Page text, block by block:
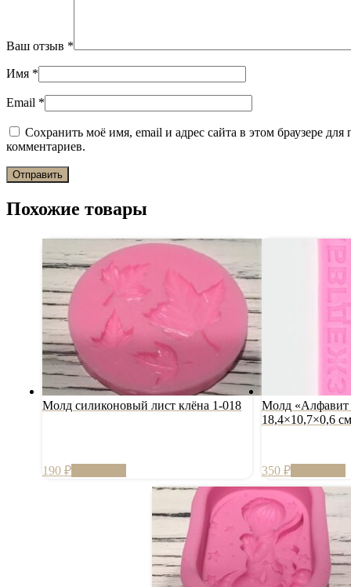
Ваш отзыв *
Имя *
Email *
Сохранить моё имя, email и адрес сайта в этом браузере
комментариев.
Похожие товары
Молд силиконовый лист клёна 1-018
190 ₽В корзину
Молд «Алфавит
18,4×10,7×0,6
350 ₽В корзину